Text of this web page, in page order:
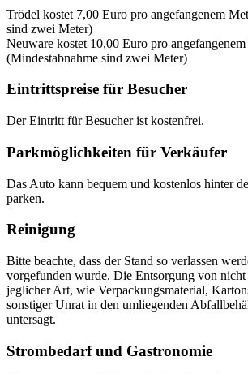
Trödel kostet 7,00 Euro pro angefangenem
sind zwei Meter)
Neuware kostet 10,00 Euro pro
(Mindestabnahme sind zwei Meter)
Eintrittspreise für Besucher
Der Eintritt für Besucher ist kostenfrei.
Parkmöglichkeiten für Verkäufer
Das Auto kann bequem und kostenlos hinter
parken.
Reinigung
Bitte beachte, dass der Stand so verlassen
vorgefunden wurde. Die Entsorgung von
jeglicher Art, wie Verpackungsmaterial,
sonstiger Unrat in den umliegenden
untersagt.
Strombedarf und Gastronomie